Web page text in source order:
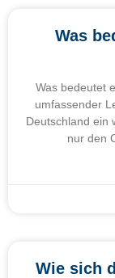
Was
Was bedeutet
umfassender
Deutschland ein
nur den
Wie sich